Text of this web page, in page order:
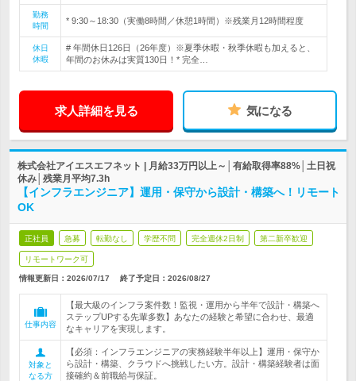
勤務
時間
* 9:30～18:30（実働8時間／休憩1時間）※残業月12時間程度
休日
休暇
# 年間休日126日（26年度）※夏季休暇・秋季休暇も加えると、
年間のお休みは実質130日！* 完全…
求人詳細を見る 気になる
株式会社アイエスエフネット | 月給33万円以上～│有給取得率88%│土日祝
休み│残業月平均7.3h
【インフラエンジニア】運用・保守から設計・構築へ！リモート
OK
正社員 急募 転勤なし 学歴不問 完全週休2日制 第二新卒歓迎
リモートワーク可
情報更新日：2026/07/17 終了予定日： 2026/08/27
仕事内容
【最大級のインフラ案件数！監視・運用から半年で設計・構築へ
ステップUPする先輩多数】あなたの経験と希望に合わせ、最適
なキャリアを実現します。
対象と
なる方
【必須：インフラエンジニアの実務経験半年以上】運用・保守か
ら設計・構築、クラウドへ挑戦したい方。設計・構築経験者は面
接確約＆前職給与保証。